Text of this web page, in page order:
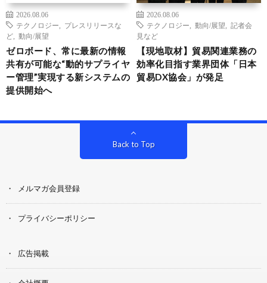
2026.08.06
テクノロジー
プレスリリースな
ど
動向/展望
ゼロボード、常に最新の情報
共有が可能な“動的サプライヤ
ー管理”実現する新システムの
提供開始へ
2026.08.06
テクノロジー
動向/展望
記者会
見など
【現地取材】貿易関連業務の
効率化目指す業界団体「日本
貿易DX協会」が発足
Back to Top
メルマガ会員登録
プライバシーポリシー
広告掲載